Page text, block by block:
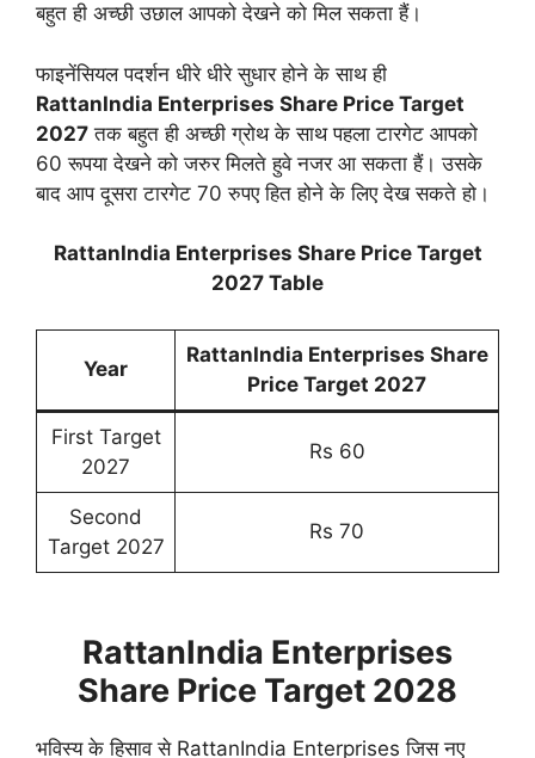
बहुत ही अच्छी उछाल आपको देखने को मिल सकता हैं।
फाइनेंसियल पदर्शन धीरे धीरे सुधार होने के साथ ही
RattanIndia Enterprises Share Price Target
2027 तक बहुत ही अच्छी ग्रोथ के साथ पहला टारगेट आपको
60 रूपया देखने को जरुर मिलते हुवे नजर आ सकता हैं। उसके
बाद आप दूसरा टारगेट 70 रुपए हित होने के लिए देख सकते हो।
RattanIndia Enterprises Share Price Target
2027 Table
Year
RattanIndia Enterprises Share
Price Target 2027
First Target
2027
Rs 60
Second
Target 2027
Rs 70
RattanIndia Enterprises
Share Price Target 2028
भविस्य के हिसाव से RattanIndia Enterprises जिस नए